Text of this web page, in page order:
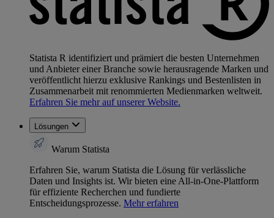
Statista R identifiziert und prämiert die besten Unternehmen
und Anbieter einer Branche sowie herausragende Marken und
veröffentlicht hierzu exklusive Rankings und Bestenlisten in
Zusammenarbeit mit renommierten Medienmarken weltweit.
Erfahren Sie mehr auf unserer Website.
Lösungen
Warum Statista
Erfahren Sie, warum Statista die Lösung für verlässliche
Daten und Insights ist. Wir bieten eine All-in-One-Plattform
für effiziente Recherchen und fundierte
Entscheidungsprozesse. Mehr erfahren